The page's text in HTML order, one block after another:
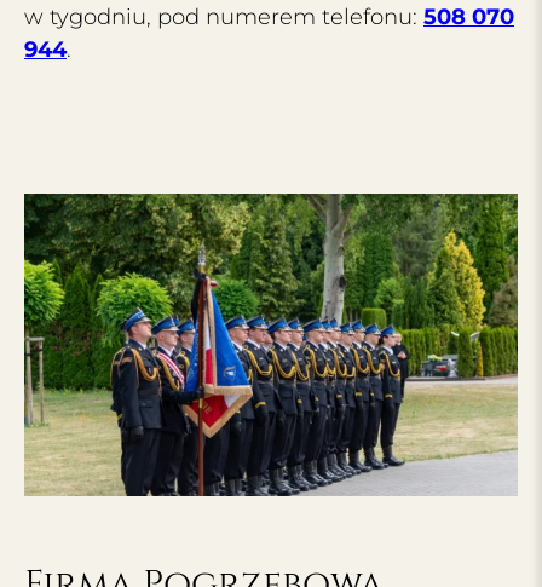
w tygodniu, pod numerem telefonu: 508 070
944.